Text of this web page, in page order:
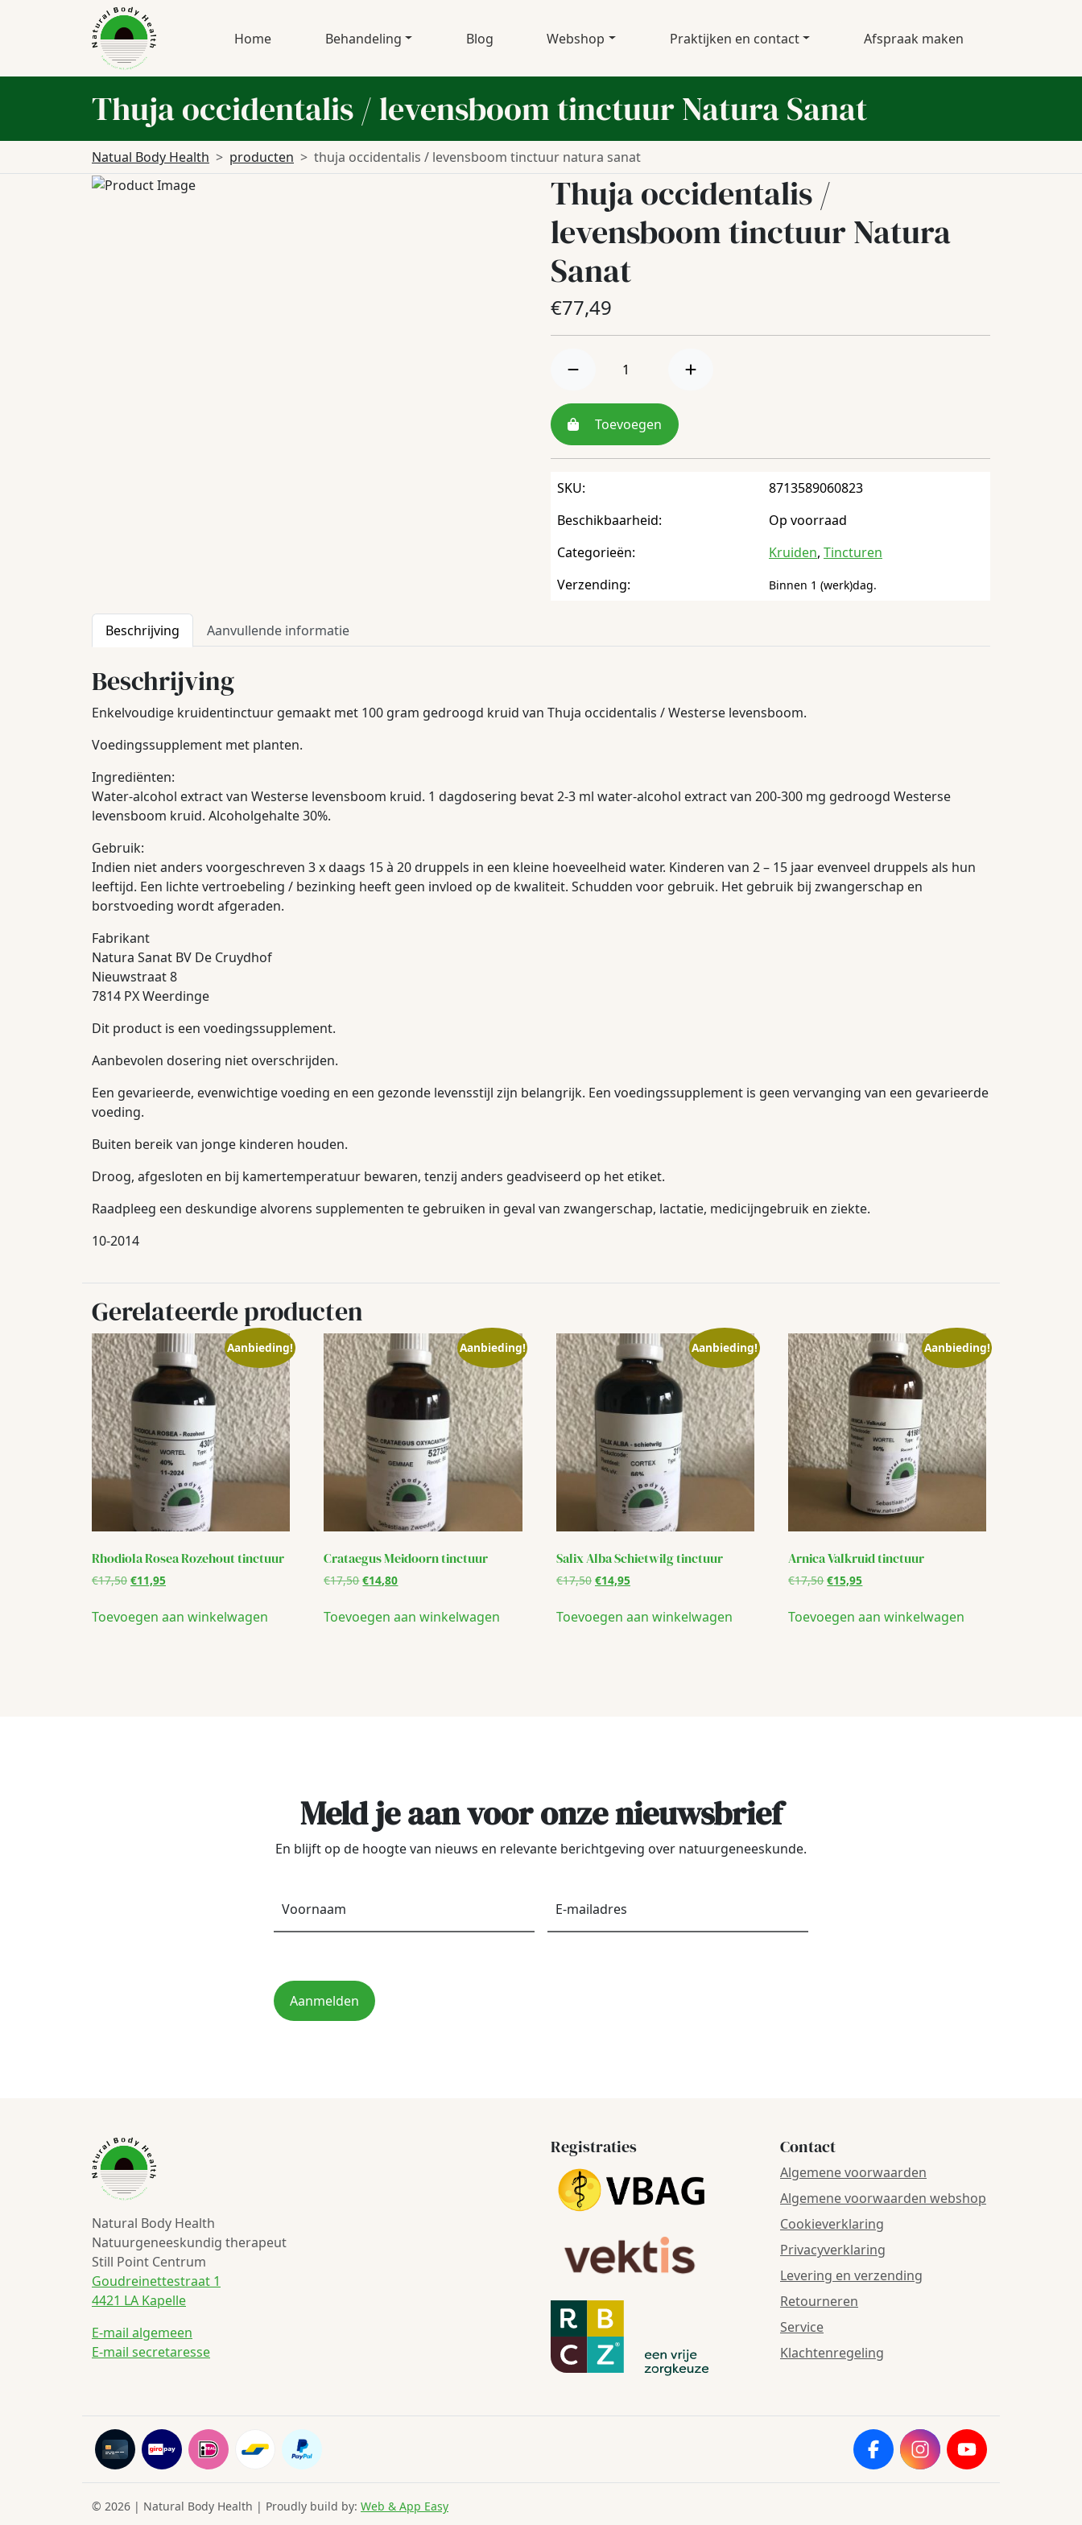
Home Behandeling Blog Webshop Praktijken en contact Afspraak maken
Thuja occidentalis / levensboom tinctuur Natura Sanat
Natual Body Health producten thuja occidentalis / levensboom tinctuur natura sanat
Thuja occidentalis /
levensboom tinctuur Natura
Sanat
€77,49
Toevoegen
SKU:
8713589060823
Beschikbaarheid:
Op voorraad
Categorieën:
Kruiden, Tincturen
Verzending:
Binnen 1 (werk)dag.
Beschrijving Aanvullende informatie
Beschrijving
Enkelvoudige kruidentinctuur gemaakt met 100 gram gedroogd kruid van Thuja occidentalis / Westerse levensboom.
Voedingssupplement met planten.
Ingrediënten:
Water-alcohol extract van Westerse levensboom kruid. 1 dagdosering bevat 2-3 ml water-alcohol extract van 200-300 mg gedroogd Westerse
levensboom kruid. Alcoholgehalte 30%.
Gebruik:
Indien niet anders voorgeschreven 3 x daags 15 à 20 druppels in een kleine hoeveelheid water. Kinderen van 2 – 15 jaar evenveel druppels als hun
leeftijd. Een lichte vertroebeling / bezinking heeft geen invloed op de kwaliteit. Schudden voor gebruik. Het gebruik bij zwangerschap en
borstvoeding wordt afgeraden.
Fabrikant
Natura Sanat BV De Cruydhof
Nieuwstraat 8
7814 PX Weerdinge
Dit product is een voedingssupplement.
Aanbevolen dosering niet overschrijden.
Een gevarieerde, evenwichtige voeding en een gezonde levensstijl zijn belangrijk. Een voedingssupplement is geen vervanging van een gevarieerde
voeding.
Buiten bereik van jonge kinderen houden.
Droog, afgesloten en bij kamertemperatuur bewaren, tenzij anders geadviseerd op het etiket.
Raadpleeg een deskundige alvorens supplementen te gebruiken in geval van zwangerschap, lactatie, medicijngebruik en ziekte.
10-2014
Gerelateerde producten
Aanbieding!
Rhodiola Rosea Rozehout tinctuur
€17,50 Oorspronkelijke
was:
€17,50.
€11,95Huidige
is:
Toevoegen aan winkelwagen
Aanbieding!
Crataegus Meidoorn tinctuur
€17,50Oorspronkelijke
was:
€17,50.
€14,80Huidige
is:
Toevoegen aan winkelwagen
Aanbieding!
Salix Alba Schietwilg tinctuur
€17,50 Oorspronkelijke
was:
€17,50.
€14,95Huidige
is:
Toevoegen aan winkelwagen
Aanbieding!
Arnica Valkruid tinctuur
€17,50Oorspronkelijke
was:
€17,50.
€15,95Huidige
is:
Toevoegen aan winkelwagen
Meld je aan voor onze nieuwsbrief
En blijft op de hoogte van nieuws en relevante berichtgeving over natuurgeneeskunde.
Aanmelden
Natural Body Health
Natuurgeneeskundig therapeut
Still Point Centrum
Goudreinettestraat 1
4421 LA Kapelle
E-mail algemeen
E-mail secretaresse
Registraties Contact
Algemene voorwaarden
Algemene voorwaarden webshop
Cookieverklaring
Privacyverklaring
Levering en verzending
Retourneren
Service
Klachtenregeling
© 2026 | Natural Body Health | Proudly build by: Web & App Easy